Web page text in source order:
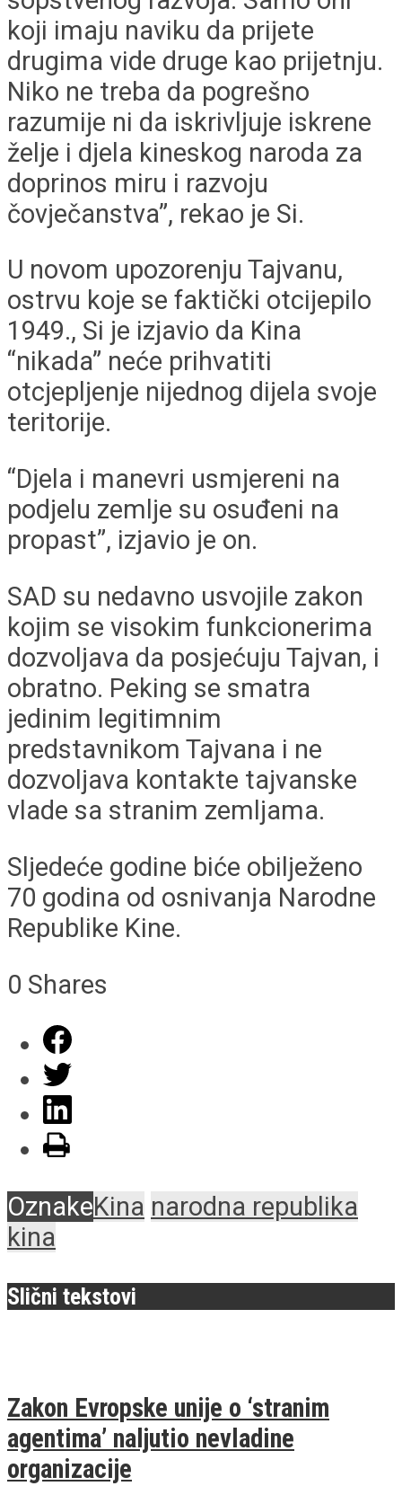
koji imaju naviku da prijete
drugima vide druge kao prijetnju.
Niko ne treba da pogrešno
razumije ni da iskrivljuje iskrene
želje i djela kineskog naroda za
doprinos miru i razvoju
čovječanstva”, rekao je Si.
U novom upozorenju Tajvanu,
ostrvu koje se faktički otcijepilo
1949., Si je izjavio da Kina
“nikada” neće prihvatiti
otcjepljenje nijednog dijela svoje
teritorije.
“Djela i manevri usmjereni na
podjelu zemlje su osuđeni na
propast”, izjavio je on.
SAD su nedavno usvojile zakon
kojim se visokim funkcionerima
dozvoljava da posjećuju Tajvan, i
obratno. Peking se smatra
jedinim legitimnim
predstavnikom Tajvana i ne
dozvoljava kontakte tajvanske
vlade sa stranim zemljama.
Sljedeće godine biće obilježeno
70 godina od osnivanja Narodne
Republike Kine.
0 Shares
OznakeKina narodna republika
kina
Slični tekstovi
Zakon Evropske unije o ‘stranim
agentima’ naljutio nevladine
organizacije